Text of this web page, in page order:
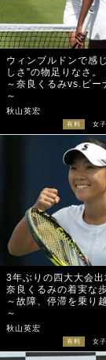
ウィンブルドンで感
しさ”の物足りなさ。
～奈良くるみvs.ビー
～
秋山英宏
有料 女
3年ぶりの四大大会出
奈良くるみの着実な歩
～故障、停滞を乗り
～
秋山英宏
有料 女